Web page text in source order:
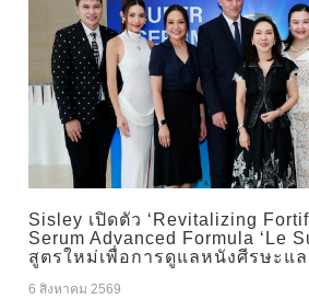
Sisley เปิดตัว ‘Revitalizing
Serum Advanced Formula ‘Le
สูตรใหม่เพื่อการดูแลหนังศีรษะแล
6 สิงหาคม 2569